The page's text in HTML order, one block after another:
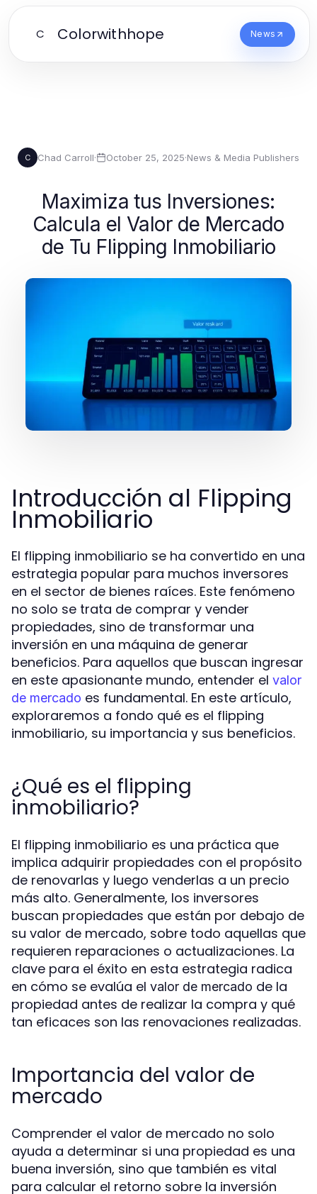
C Colorwithhope News
C Chad Carroll· October 25, 2025·News & Media Publishers
Maximiza tus Inversiones:
Calcula el Valor de Mercado
de Tu Flipping Inmobiliario
Introducción al Flipping
Inmobiliario
El flipping inmobiliario se ha convertido en una
estrategia popular para muchos inversores
en el sector de bienes raíces. Este fenómeno
no solo se trata de comprar y vender
propiedades, sino de transformar una
inversión en una máquina de generar
beneficios. Para aquellos que buscan ingresar
en este apasionante mundo, entender el valor
de mercado es fundamental. En este artículo,
exploraremos a fondo qué es el flipping
inmobiliario, su importancia y sus beneficios.
¿Qué es el flipping
inmobiliario?
El flipping inmobiliario es una práctica que
implica adquirir propiedades con el propósito
de renovarlas y luego venderlas a un precio
más alto. Generalmente, los inversores
buscan propiedades que están por debajo de
su valor de mercado, sobre todo aquellas que
requieren reparaciones o actualizaciones. La
clave para el éxito en esta estrategia radica
en cómo se evalúa el valor de mercado de la
propiedad antes de realizar la compra y qué
tan eficaces son las renovaciones realizadas.
Importancia del valor de
mercado
Comprender el valor de mercado no solo
ayuda a determinar si una propiedad es una
buena inversión, sino que también es vital
para calcular el retorno sobre la inversión